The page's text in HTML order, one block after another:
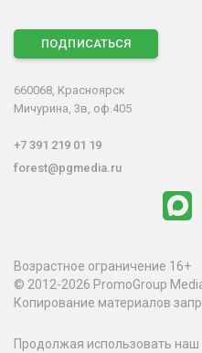
ПОДПИСАТЬСЯ
660068, Красноярск
Мичурина, 3в, оф.405
+7 391 219 01 19
forest@pgmedia.ru
Возрастное ограничение 16+
© 2012-2026 PromoGroup
Копирование материалов
Продолжая использовать наш